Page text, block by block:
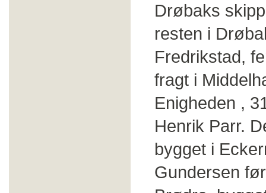
Drøbaks
resten i
Fredrikstad,
fragt i
Enigheden ,
Henrik Parr.
bygget i
Gundersen